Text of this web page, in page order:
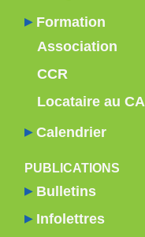
Formation
Association
CCR
Locataire au CA
Calendrier
PUBLICATIONS
Bulletins
Infolettres